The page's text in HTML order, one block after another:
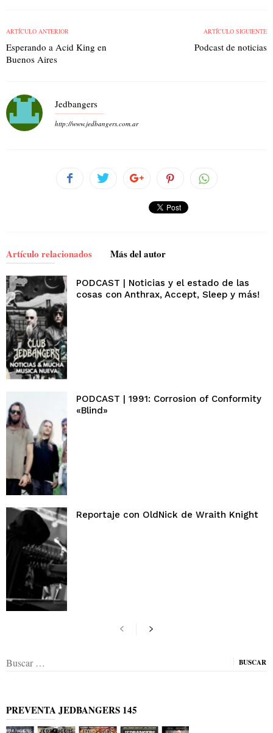
ARTÍCULO ANTERIOR
Esperando a Acid King en
Buenos Aires
ARTÍCULO SIGUIENTE
Podcast de noticias
Jedbangers
http://www.jedbangers.com.ar
Artículo relacionados Más del autor
PODCAST | Noticias y el estado de las
cosas con Anthrax, Accept, Sleep y más!
PODCAST | 1991: Corrosion of Conformity
«Blind»
Reportaje con OldNick de Wraith Knight
Buscar:
PREVENTA JEDBANGERS 145